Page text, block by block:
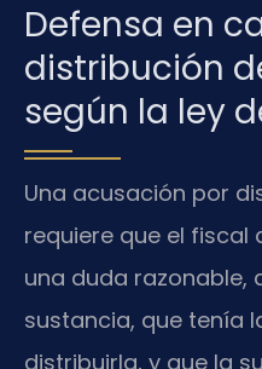
Defensa en
distribución
según la ley
Una acusación por
requiere que el fiscal
una duda razonable,
sustancia, que tenía
distribuirla, y que la